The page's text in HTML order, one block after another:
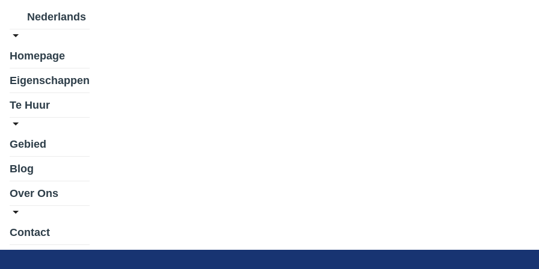
Nederlands
Homepage
Eigenschappen
Te Huur
Gebied
Blog
Over Ons
Contact